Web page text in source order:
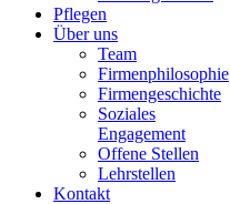
Pflegen
Über uns
Team
Firmenphilosophie
Firmengeschichte
Soziales
Engagement
Offene Stellen
Lehrstellen
Kontakt